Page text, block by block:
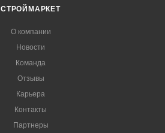
СТРОЙМАРКЕТ
О компании
Новости
Команда
Отзывы
Карьера
Контакты
Партнеры